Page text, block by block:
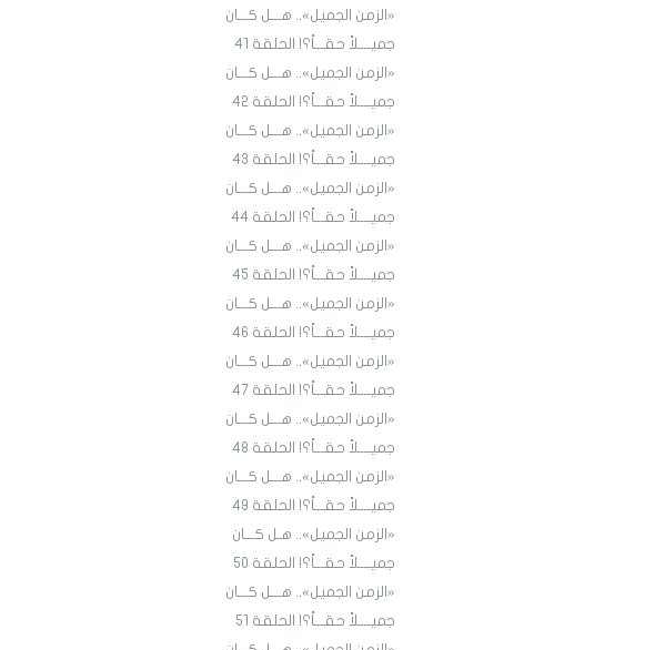
«الزمن الجميل».. هـــل كـــان
جميــــلاً حقـــاً؟! الحلقة 4١
«الزمن الجميل».. هـــل كـــان
جميــــلاً حقـــاً؟! الحلقة 4٢
«الزمن الجميل».. هـــل كـــان
جميــــلاً حقـــاً؟! الحلقة 43
«الزمن الجميل».. هـــل كـــان
جميــــلاً حقـــاً؟! الحلقة 44
«الزمن الجميل».. هـــل كـــان
جميــــلاً حقـــاً؟! الحلقة 45
«الزمن الجميل».. هـــل كـــان
جميــــلاً حقـــاً؟! الحلقة ٤٦
«الزمن الجميل».. هـــل كـــان
جميــــلاً حقـــاً؟! الحلقة ٤7
«الزمن الجميل».. هـــل كـــان
جميــــلاً حقـــاً؟! الحلقة ٤٨
«الزمن الجميل».. هـــل كـــان
جميــــلاً حقـــاً؟! الحلقة ٤9
«الزمن الجميل».. هـل كـــان
جميــــلاً حقـــاً؟! الحلقة ٥٠
«الزمن الجميل».. هـــل كـــان
جميــــلاً حقـــاً؟! الحلقة ٥١